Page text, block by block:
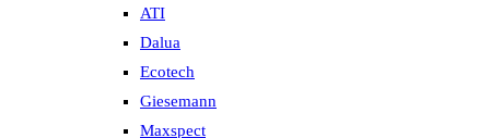
ATI
Dalua
Ecotech
Giesemann
Maxspect